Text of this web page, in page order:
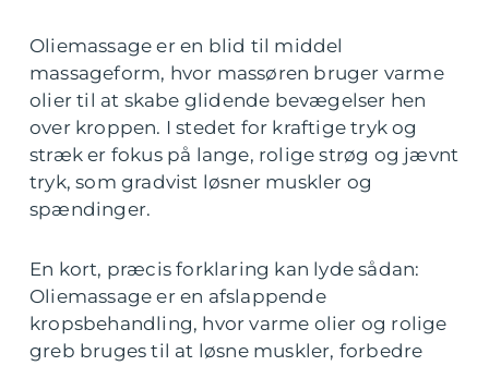
Oliemassage er en blid til middel
massageform, hvor massøren bruger varme
olier til at skabe glidende bevægelser hen
over kroppen. I stedet for kraftige tryk og
stræk er fokus på lange, rolige strøg og jævnt
tryk, som gradvist løsner muskler og
spændinger.
En kort, præcis forklaring kan lyde sådan:
Oliemassage er en afslappende
kropsbehandling, hvor varme olier og rolige
greb bruges til at løsne muskler, forbedre